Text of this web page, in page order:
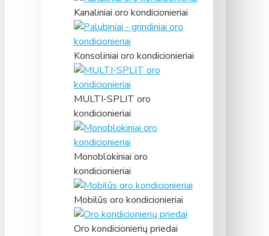
Kanaliniai oro kondicionieriai
Konsoliniai oro kondicionieriai
MULTI-SPLIT oro
kondicionieriai
Monoblokiniai oro
kondicionieriai
Mobilūs oro kondicionieriai
Oro kondicionierių priedai